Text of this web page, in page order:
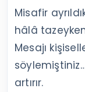
Misafir
hâlâ
Mesajı
artırır.